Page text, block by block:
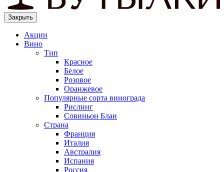
Закрыть
Акции
Вино
Тип
Красное
Белое
Розовое
Оранжевое
Популярные сорта винограда
Рислинг
Совиньон Блан
Страна
Франция
Италия
Австралия
Испания
Россия